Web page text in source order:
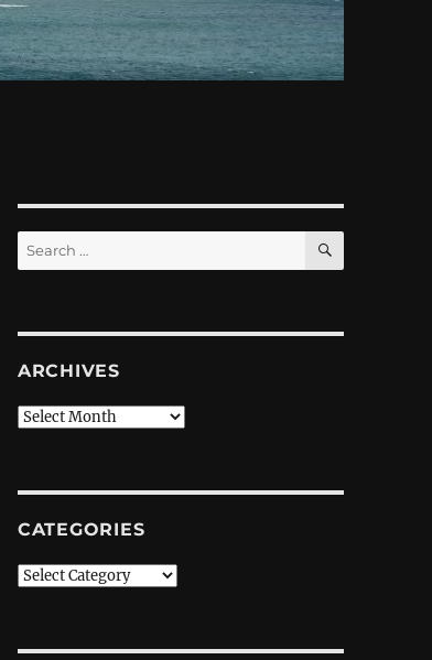
Search
for:
SEARCH
ARCHIVES
Archives
CATEGORIES
Categories